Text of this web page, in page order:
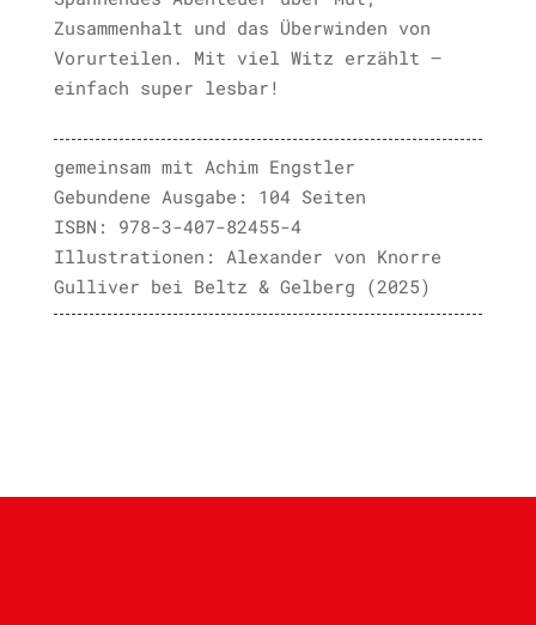
Zusammenhalt und das Überwinden von
Vorurteilen. Mit viel Witz erzählt –
einfach super lesbar!
gemeinsam mit Achim Engstler
Gebundene Ausgabe: 104 Seiten
ISBN: 978-3-407-82455-4
Illustrationen: Alexander von Knorre
Gulliver bei Beltz & Gelberg (2025)